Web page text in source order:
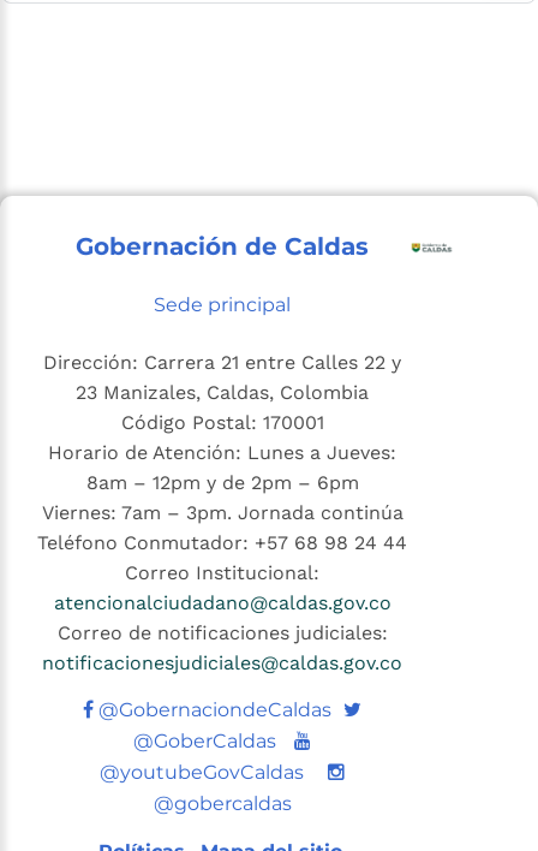
Gobernación de Caldas
Sede principal
Dirección: Carrera 21 entre Calles 22 y
23 Manizales, Caldas, Colombia
Código Postal: 170001
Horario de Atención: Lunes a Jueves:
8am – 12pm y de 2pm – 6pm
Viernes: 7am – 3pm. Jornada continúa
Teléfono Conmutador: +57 68 98 24 44
Correo Institucional:
atencionalciudadano@caldas.gov.co
Correo de notificaciones judiciales:
notificacionesjudiciales@caldas.gov.co
@GobernaciondeCaldas Twitter
@GoberCaldas
Youtube
@youtubeGovCaldas
@gobercaldas